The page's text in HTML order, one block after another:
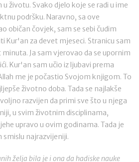
životu. Svako djelo koje se radi u ime
podršku. Naravno, sa ove
običan čovjek, sam se sebi čudim
Kur'an za devet mjeseci. Stranicu sam
minuta. Ja sam vjerovao da se upornim
Kur'an sam učio iz ljubavi prema
me je počastio Svojom knjigom. To
životno doba. Tada se najlakše
razvijen da primi sve što u njega
u svim životnim disciplinama,
upravo u ovim godinama. Tada je
najrazvijeniji.
želja bila je i ona da hadiske nauke